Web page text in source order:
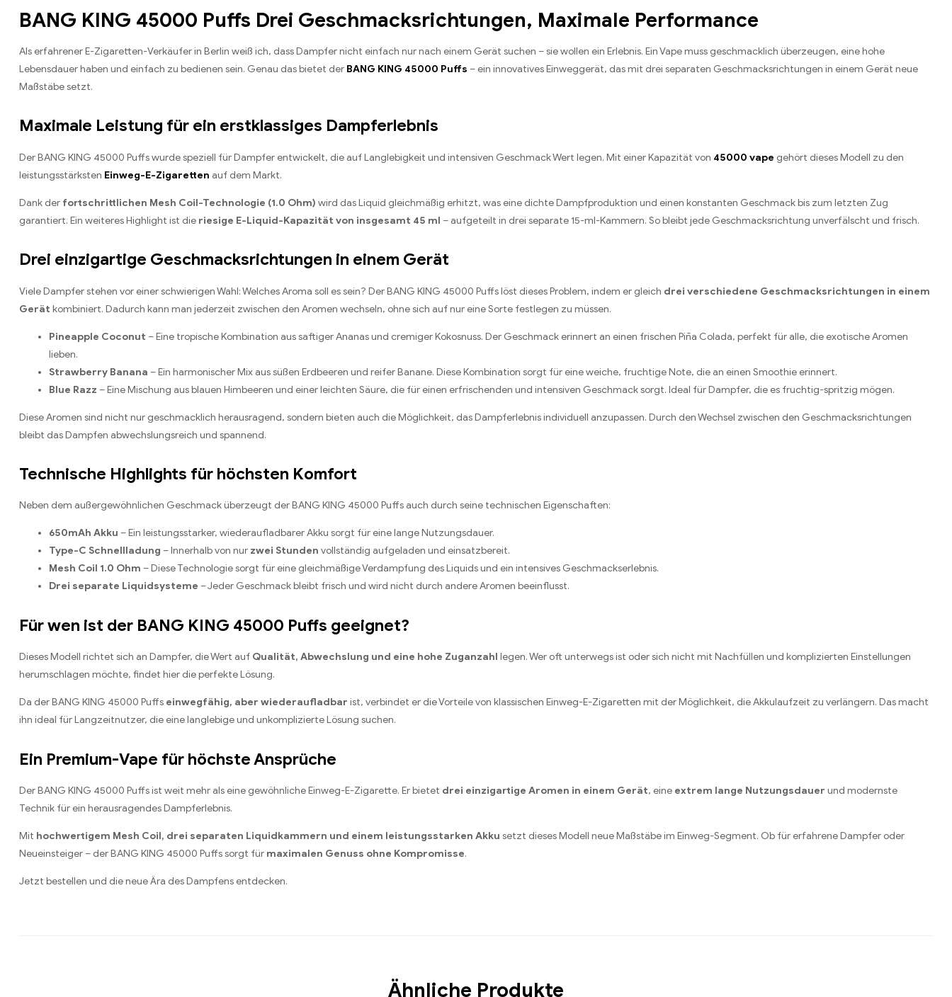
BANG KING 45000 Puffs Drei Geschmacksrichtungen, Maximale Performance
Als erfahrener E-Zigaretten-Verkäufer in Berlin weiß ich, dass Dampfer nicht einfach nur nach einem Gerät suchen – sie wollen ein Erlebnis. Ein Vape muss geschmacklich überzeugen, eine hohe
Lebensdauer haben und einfach zu bedienen sein. Genau das bietet der BANG KING 45000 Puffs – ein innovatives Einweggerät, das mit drei separaten Geschmacksrichtungen in einem Gerät neue
Maßstäbe setzt.
Maximale Leistung für ein erstklassiges Dampferlebnis
Der BANG KING 45000 Puffs wurde speziell für Dampfer entwickelt, die auf Langlebigkeit und intensiven Geschmack Wert legen. Mit einer Kapazität von 45000 vape gehört dieses Modell zu den
leistungsstärksten Einweg-E-Zigaretten auf dem Markt.
Dank der fortschrittlichen Mesh Coil-Technologie (1.0 Ohm) wird das Liquid gleichmäßig erhitzt, was eine dichte Dampfproduktion und einen konstanten Geschmack bis zum letzten Zug
garantiert. Ein weiteres Highlight ist die riesige E-Liquid-Kapazität von insgesamt 45 ml – aufgeteilt in drei separate 15-ml-Kammern. So bleibt jede Geschmacksrichtung unverfälscht und frisch.
Drei einzigartige Geschmacksrichtungen in einem Gerät
Viele Dampfer stehen vor einer schwierigen Wahl: Welches Aroma soll es sein? Der BANG KING 45000 Puffs löst dieses Problem, indem er gleich drei verschiedene Geschmacksrichtungen in einem
Gerät kombiniert. Dadurch kann man jederzeit zwischen den Aromen wechseln, ohne sich auf nur eine Sorte festlegen zu müssen.
Pineapple Coconut – Eine tropische Kombination aus saftiger Ananas und cremiger Kokosnuss. Der Geschmack erinnert an einen frischen Piña Colada, perfekt für alle, die exotische Aromen
lieben.
Strawberry Banana – Ein harmonischer Mix aus süßen Erdbeeren und reifer Banane. Diese Kombination sorgt für eine weiche, fruchtige Note, die an einen Smoothie erinnert.
Blue Razz – Eine Mischung aus blauen Himbeeren und einer leichten Säure, die für einen erfrischenden und intensiven Geschmack sorgt. Ideal für Dampfer, die es fruchtig-spritzig mögen.
Diese Aromen sind nicht nur geschmacklich herausragend, sondern bieten auch die Möglichkeit, das Dampferlebnis individuell anzupassen. Durch den Wechsel zwischen den Geschmacksrichtungen
bleibt das Dampfen abwechslungsreich und spannend.
Technische Highlights für höchsten Komfort
Neben dem außergewöhnlichen Geschmack überzeugt der BANG KING 45000 Puffs auch durch seine technischen Eigenschaften:
650mAh Akku – Ein leistungsstarker, wiederaufladbarer Akku sorgt für eine lange Nutzungsdauer.
Type-C Schnellladung – Innerhalb von nur zwei Stunden vollständig aufgeladen und einsatzbereit.
Mesh Coil 1.0 Ohm – Diese Technologie sorgt für eine gleichmäßige Verdampfung des Liquids und ein intensives Geschmackserlebnis.
Drei separate Liquidsysteme – Jeder Geschmack bleibt frisch und wird nicht durch andere Aromen beeinflusst.
Für wen ist der BANG KING 45000 Puffs geeignet?
Dieses Modell richtet sich an Dampfer, die Wert auf Qualität, Abwechslung und eine hohe Zuganzahl legen. Wer oft unterwegs ist oder sich nicht mit Nachfüllen und komplizierten Einstellungen
herumschlagen möchte, findet hier die perfekte Lösung.
Da der BANG KING 45000 Puffs einwegfähig, aber wiederaufladbar ist, verbindet er die Vorteile von klassischen Einweg-E-Zigaretten mit der Möglichkeit, die Akkulaufzeit zu verlängern. Das macht
ihn ideal für Langzeitnutzer, die eine langlebige und unkomplizierte Lösung suchen.
Ein Premium-Vape für höchste Ansprüche
Der BANG KING 45000 Puffs ist weit mehr als eine gewöhnliche Einweg-E-Zigarette. Er bietet drei einzigartige Aromen in einem Gerät, eine extrem lange Nutzungsdauer und modernste
Technik für ein herausragendes Dampferlebnis.
Mit hochwertigem Mesh Coil, drei separaten Liquidkammern und einem leistungsstarken Akku setzt dieses Modell neue Maßstäbe im Einweg-Segment. Ob für erfahrene Dampfer oder
Neueinsteiger – der BANG KING 45000 Puffs sorgt für maximalen Genuss ohne Kompromisse.
Jetzt bestellen und die neue Ära des Dampfens entdecken.
Ähnliche Produkte